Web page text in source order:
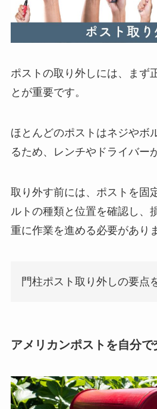
ポストの取り外しには、まず
とが重要です。
ほとんどのポストはネジやボ
るため、レンチやドライバー
取り外す前には、ポストを固
ルトの種類と位置を確認し、
重に作業を進める必要があり
門柱ポスト取り外しの要点
アメリカンポストを自分